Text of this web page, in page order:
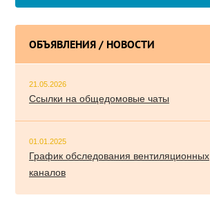
ОБЪЯВЛЕНИЯ / НОВОСТИ
21.05.2026
Ссылки на общедомовые чаты
01.01.2025
График обследования вентиляционных
каналов